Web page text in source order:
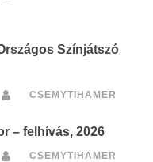
Színjátszó
CSEMYTIHAMER
– felhívás, 2026
CSEMYTIHAMER